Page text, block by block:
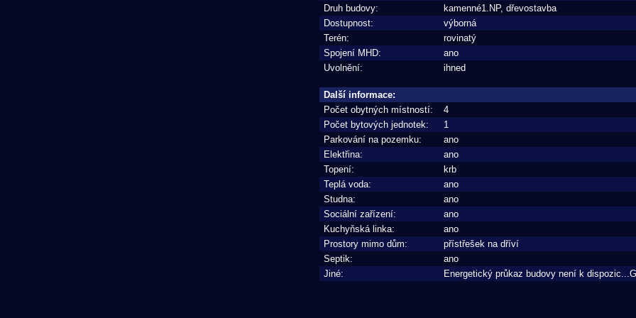
Druh budovy:
kamenné1.NP, dřevostavba
Dostupnost:
výborná
Terén:
rovinatý
Spojení MHD:
ano
Uvolnění:
ihned
Další informace:
Počet obytných místností:
4
Počet bytových jednotek:
1
Parkování na pozemku:
ano
Elektřina:
ano
Topení:
krb
Teplá voda:
ano
Studna:
ano
Sociální zařízení:
ano
Kuchyňská linka:
ano
Prostory mimo dům:
přístřešek na dříví
Septik:
ano
Jiné:
Energetický průkaz budovy není k dispozic...G